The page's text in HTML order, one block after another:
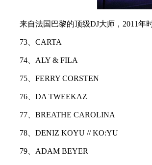
来自法国巴黎的顶级DJ大师，2011年时
73、CARTA
74、ALY & FILA
75、FERRY CORSTEN
76、DA TWEEKAZ
77、BREATHE CAROLINA
78、DENIZ KOYU // KO:YU
79、ADAM BEYER